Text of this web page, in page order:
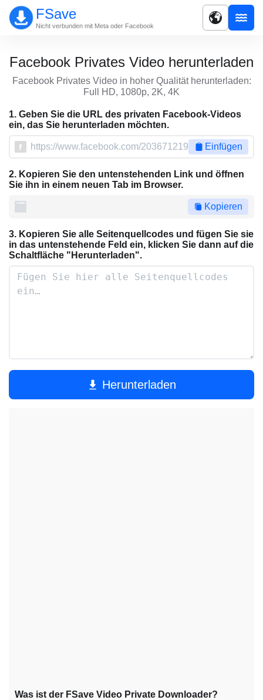
FSave
Nicht verbunden mit Meta oder Facebook
Facebook Privates Video herunterladen
Facebook Privates Video in hoher Qualität herunterladen:
Full HD, 1080p, 2K, 4K
1. Geben Sie die URL des privaten Facebook-Videos
ein, das Sie herunterladen möchten.
Einfügen
2. Kopieren Sie den untenstehenden Link und öffnen
Sie ihn in einem neuen Tab im Browser.
Kopieren
3. Kopieren Sie alle Seitenquellcodes und fügen Sie sie
in das untenstehende Feld ein, klicken Sie dann auf die
Schaltfläche "Herunterladen".
Herunterladen
Was ist der FSave Video Private Downloader?